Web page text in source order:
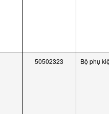
50502323 Bộ phụ